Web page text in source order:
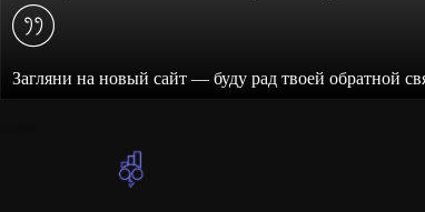
Загляни на новый сайт — буду рад твоей обратной